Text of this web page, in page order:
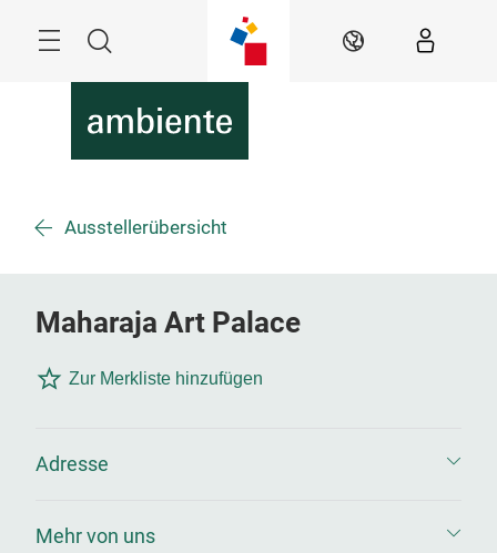
Suche DE
Ausstellerübersicht
Maharaja Art Palace
Zur Merkliste hinzufügen
Adresse
Mehr von uns